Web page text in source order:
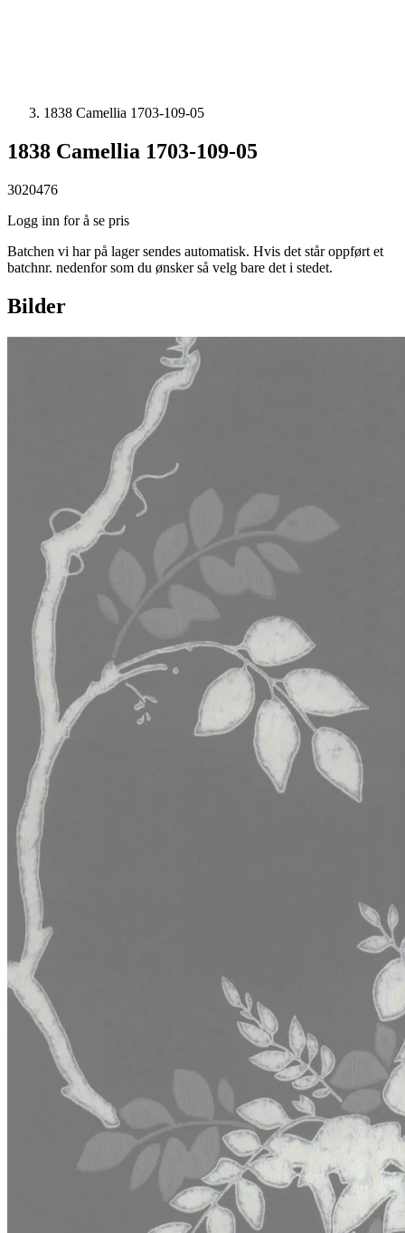
1838 Camellia 1703-109-05
1838 Camellia 1703-109-05
3020476
Logg inn for å se pris
Batchen vi har på lager sendes automatisk. Hvis det står oppført et
batchnr. nedenfor som du ønsker så velg bare det i stedet.
Bilder